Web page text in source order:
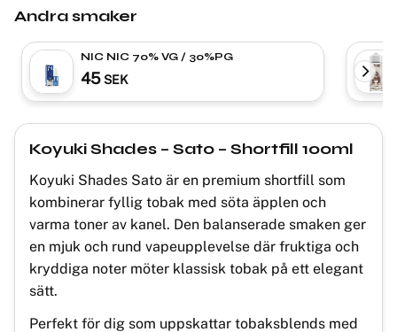
Andra smaker
NIC NIC 70% VG / 30%PG
45 SEK
Koyuki Shades – Sato – Shortfill 100ml
Koyuki Shades Sato är en premium shortfill som
kombinerar fyllig tobak med söta äpplen och
varma toner av kanel. Den balanserade smaken ger
en mjuk och rund vapeupplevelse där fruktiga och
kryddiga noter möter klassisk tobak på ett elegant
sätt.
Perfekt för dig som uppskattar tobaksblends med